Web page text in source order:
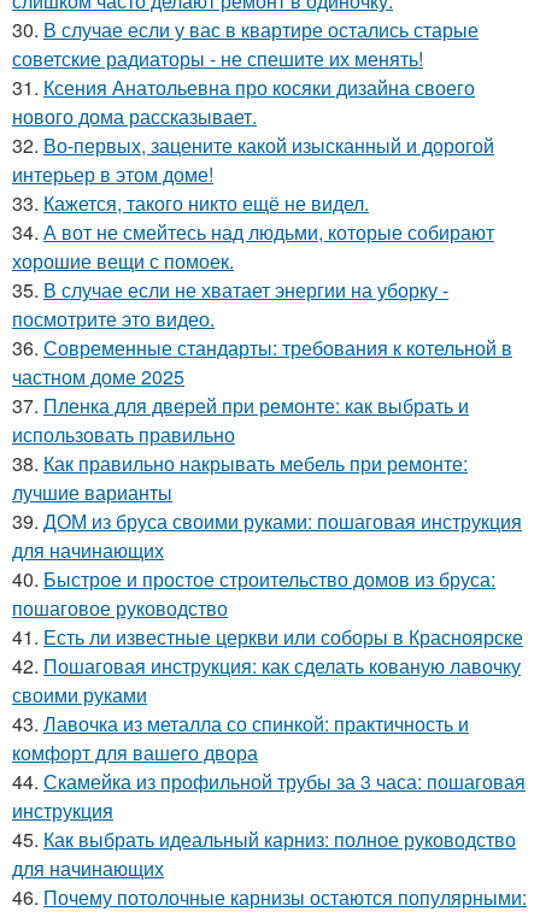
30. В случае если у вас в квартире остались старые
советские радиаторы - не спешите их менять!
31. Ксения Анатольевна про косяки дизайна своего
нового дома рассказывает.
32. Во-первых, зацените какой изысканный и дорогой
интерьер в этом доме!
33. Кажется, такого никто ещё не видел.
34. А вот не смейтесь над людьми, которые собирают
хорошие вещи с помоек.
35. В случае если не хватает энергии на уборку -
посмотрите это видео.
36. Современные стандарты: требования к котельной в
частном доме 2025
37. Пленка для дверей при ремонте: как выбрать и
использовать правильно
38. Как правильно накрывать мебель при ремонте:
лучшие варианты
39. ДОМ из бруса своими руками: пошаговая инструкция
для начинающих
40. Быстрое и простое строительство домов из бруса:
пошаговое руководство
41. Есть ли известные церкви или соборы в Красноярске
42. Пошаговая инструкция: как сделать кованую лавочку
своими руками
43. Лавочка из металла со спинкой: практичность и
комфорт для вашего двора
44. Скамейка из профильной трубы за 3 часа: пошаговая
инструкция
45. Как выбрать идеальный карниз: полное руководство
для начинающих
46. Почему потолочные карнизы остаются популярными: